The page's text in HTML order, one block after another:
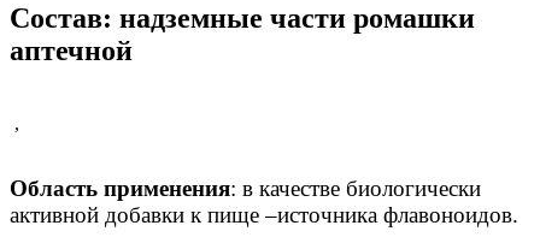
Состав: надземные части ромашки
аптечной
,
Область применения: в качестве биологически
активной добавки к пище –источника флавоноидов.